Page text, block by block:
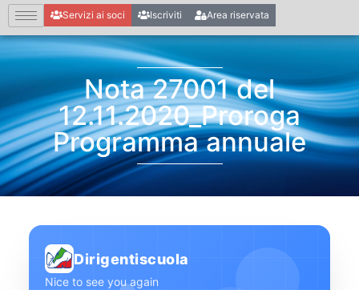
Servizi ai soci Iscriviti Area riservata
Nota 27001 del
12.11.2020_Proroga
Programma annuale
Dirigentiscuola
Nice to see you again